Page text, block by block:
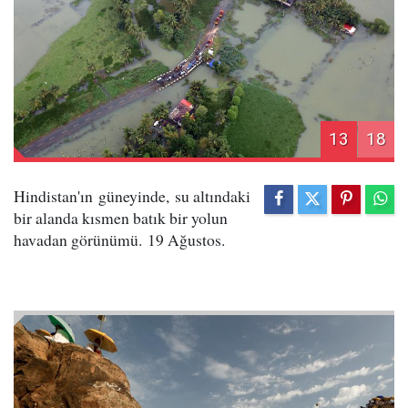
13 18
Hindistan'ın güneyinde, su altındaki
bir alanda kısmen batık bir yolun
havadan görünümü. 19 Ağustos.